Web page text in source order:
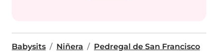
Babysits Niñera Pedregal de San Francisco